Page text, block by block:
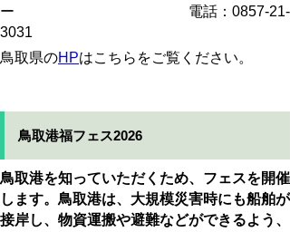
ー 電話：0857-21-
3031
鳥取県のHPはこちらをご覧ください。
鳥取港福フェス2026
鳥取港を知っていただくため、フェスを開催
します。鳥取港は、大規模災害時にも船舶が
接岸し、物資運搬や避難などができるよう、